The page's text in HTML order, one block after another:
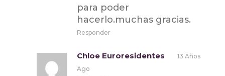
para poder
hacerlo.muchas gracias.
Responder
Chloe Euroresidentes
13 Años
Ago